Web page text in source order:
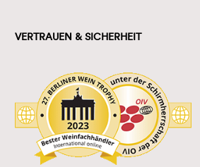
VERTRAUEN & SICHERHEIT